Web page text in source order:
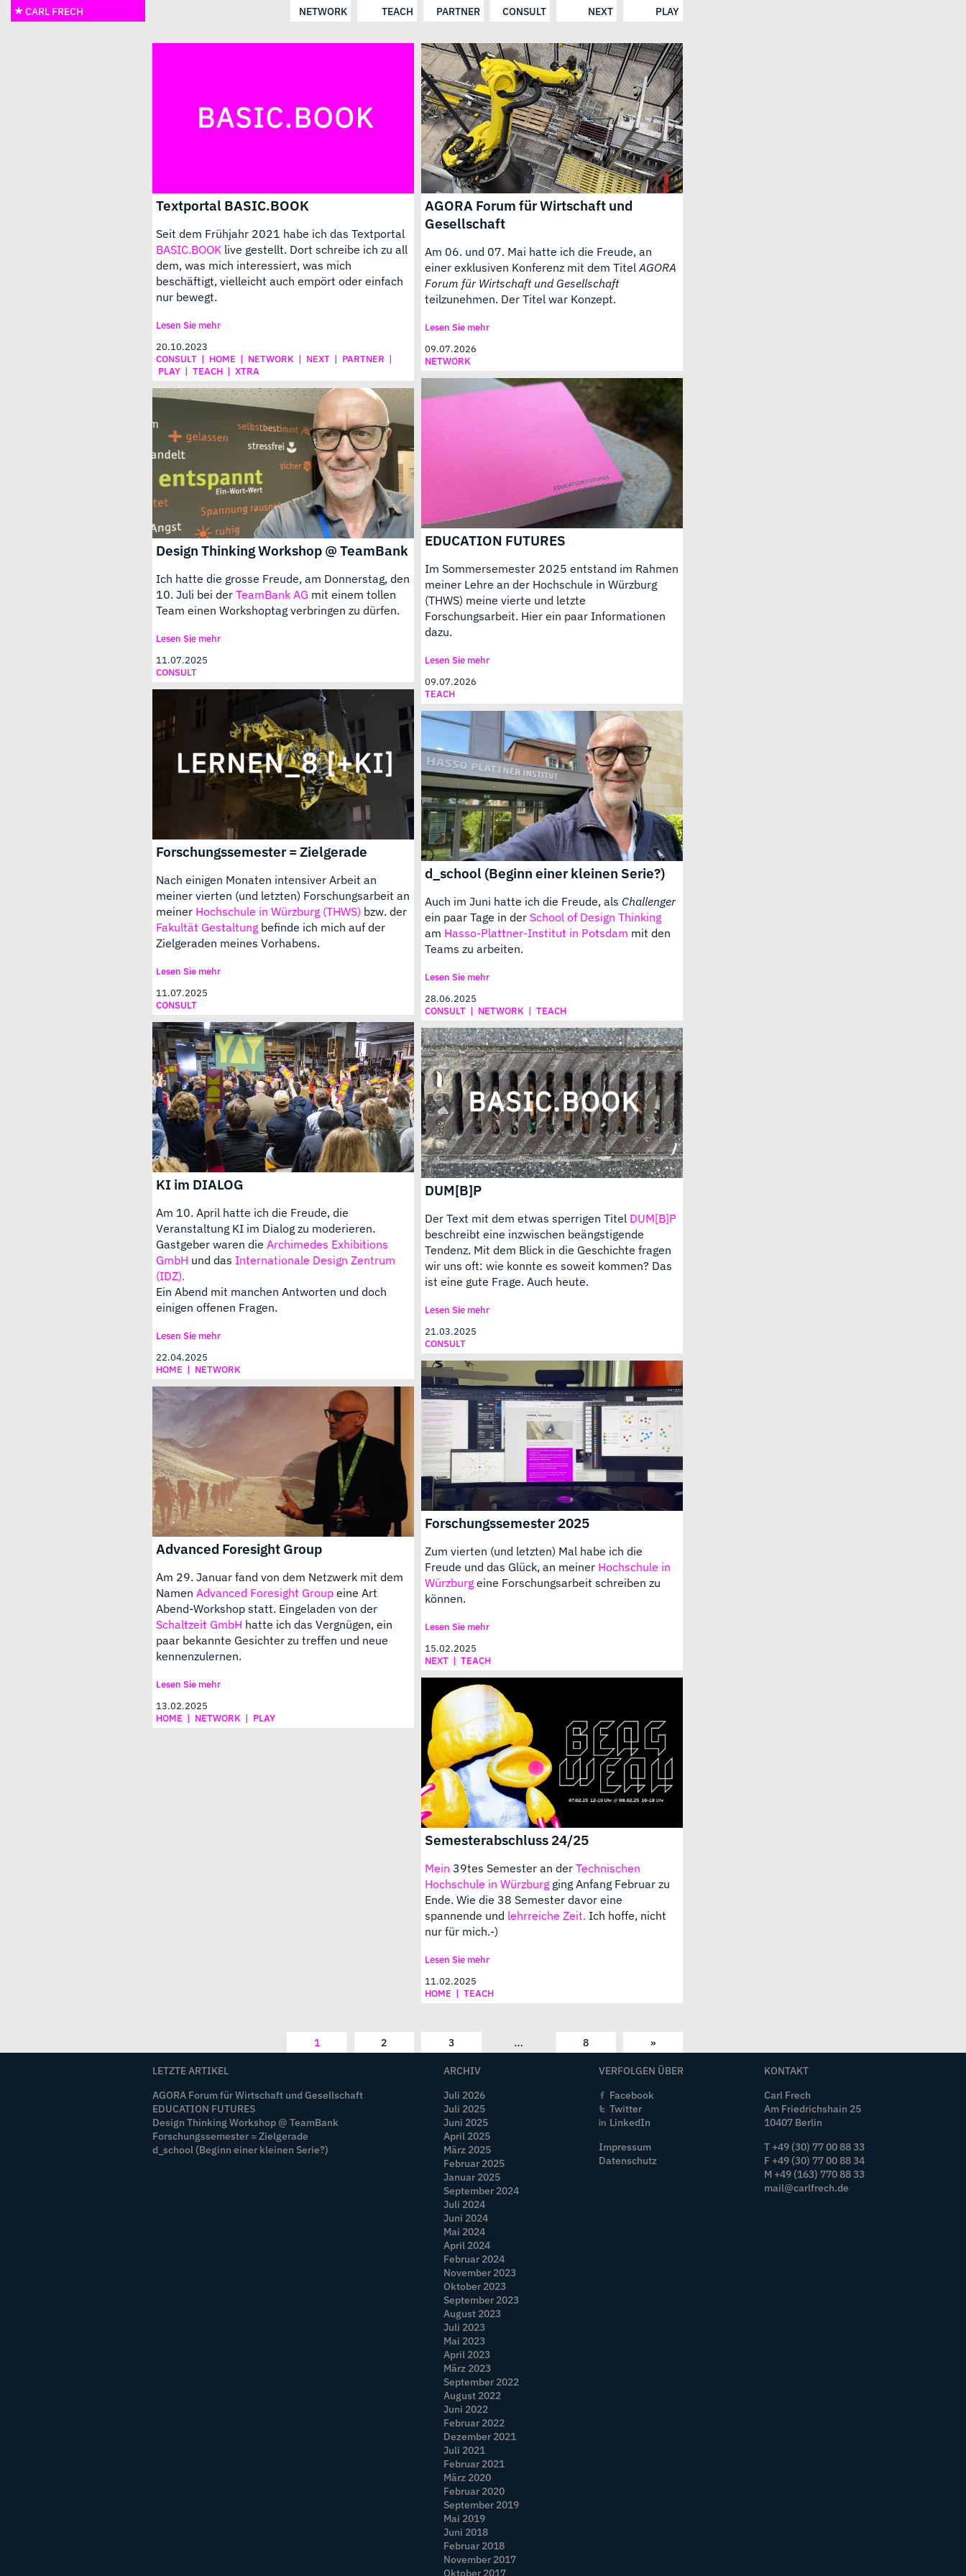
CARL FRECH NETWORK TEACH PARTNER CONSULT NEXT PLAY
Textportal BASIC.BOOK
Seit dem Frühjahr 2021 habe ich das Textportal
BASIC.BOOK live gestellt. Dort schreibe ich zu all
dem, was mich interessiert, was mich
beschäftigt, vielleicht auch empört oder einfach
nur bewegt.
Lesen Sie mehr
20.10.2023
CONSULT | HOME | NETWORK | NEXT | PARTNER |
PLAY | TEACH | XTRA
AGORA Forum für Wirtschaft und
Gesellschaft
Am 06. und 07. Mai hatte ich die Freude, an
einer exklusiven Konferenz mit dem TitelAGORA
Forum für Wirtschaft und Gesellschaft
teilzunehmen. Der Titel war Konzept.
Lesen Sie mehr
09.07.2026
NETWORK
EDUCATION FUTURES
Im Sommersemester 2025 entstand im Rahmen
meiner Lehre an der Hochschule in Würzburg
(THWS) meine vierte und letzte
Forschungsarbeit. Hier ein paar Informationen
dazu.
Lesen Sie mehr
09.07.2026
TEACH
Design Thinking Workshop @ TeamBank
Ich hatte die grosse Freude, am Donnerstag, den
10. Juli bei der TeamBank AG mit einem tollen
Team einen Workshoptag verbringen zu dürfen.
Lesen Sie mehr
11.07.2025
CONSULT
Forschungssemester = Zielgerade
Nach einigen Monaten intensiver Arbeit an
meiner vierten (und letzten) Forschungsarbeit an
meiner Hochschule in Würzburg (THWS) bzw. der
Fakultät Gestaltung befinde ich mich auf der
Zielgeraden meines Vorhabens.
Lesen Sie mehr
11.07.2025
CONSULT
d_school (Beginn einer kleinen Serie?)
Auch im Juni hatte ich die Freude, als Challenger
ein paar Tage in der School of Design Thinking
am Hasso-Plattner-Institut in Potsdam mit den
Teams zu arbeiten.
Lesen Sie mehr
28.06.2025
CONSULT | NETWORK | TEACH
KI im DIALOG
Am 10. April hatte ich die Freude, die
Veranstaltung KI im Dialog zu moderieren.
Gastgeber waren die Archimedes Exhibitions
GmbH und das Internationale Design Zentrum
(IDZ).
Ein Abend mit manchen Antworten und doch
einigen offenen Fragen.
Lesen Sie mehr
22.04.2025
HOME | NETWORK
DUM[B]P
Der Text mit dem etwas sperrigen Titel DUM[B]P
beschreibt eine inzwischen beängstigende
Tendenz. Mit dem Blick in die Geschichte fragen
wir uns oft: wie konnte es soweit kommen? Das
ist eine gute Frage. Auch heute.
Lesen Sie mehr
21.03.2025
CONSULT
Forschungssemester 2025
Zum vierten (und letzten) Mal habe ich die
Freude und das Glück, an meiner Hochschule in
Würzburg eine Forschungsarbeit schreiben zu
können.
Lesen Sie mehr
15.02.2025
NEXT | TEACH
Advanced Foresight Group
Am 29. Januar fand von dem Netzwerk mit dem
Namen Advanced Foresight Group eine Art
Abend-Workshop statt. Eingeladen von der
Schaltzeit GmbH hatte ich das Vergnügen, ein
paar bekannte Gesichter zu treffen und neue
kennenzulernen.
Lesen Sie mehr
13.02.2025
HOME | NETWORK | PLAY
Semesterabschluss 24/25
Mein 39tes Semester an der Technischen
Hochschule in Würzburg ging Anfang Februar zu
Ende. Wie die 38 Semester davor eine
spannende und lehrreiche Zeit. Ich hoffe, nicht
nur für mich.-)
Lesen Sie mehr
11.02.2025
HOME | TEACH
1 2 3 … 8 »
LETZTE ARTIKEL
AGORA Forum für Wirtschaft und Gesellschaft
EDUCATION FUTURES
Design Thinking Workshop @ TeamBank
Forschungssemester = Zielgerade
d_school (Beginn einer kleinen Serie?)
ARCHIV
Juli 2026
Juli 2025
Juni 2025
April 2025
März 2025
Februar 2025
Januar 2025
September 2024
Juli 2024
Juni 2024
Mai 2024
April 2024
Februar 2024
November 2023
Oktober 2023
September 2023
August 2023
Juli 2023
Mai 2023
April 2023
März 2023
September 2022
August 2022
Juni 2022
Februar 2022
Dezember 2021
Juli 2021
Februar 2021
März 2020
Februar 2020
September 2019
Mai 2019
Juni 2018
Februar 2018
November 2017
Oktober 2017
VERFOLGEN ÜBER
Facebook
Twitter
LinkedIn
Impressum
Datenschutz
KONTAKT
Carl Frech
Am Friedrichshain 25
10407 Berlin
T +49 (30) 77 00 88 33
F +49 (30) 77 00 88 34
M +49 (163) 770 88 33
mail@carlfrech.de